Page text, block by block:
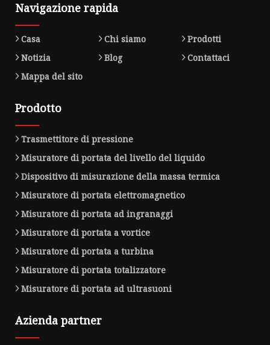
Navigazione rapida
Casa Chi siamo
Prodotti
Notizia
Blog
Contattaci
Mappa del sito
Prodotto
Trasmettitore di pressione
Misuratore di portata del livello del liquido
Dispositivo di misurazione della massa termica
Misuratore di portata elettromagnetico
Misuratore di portata ad ingranaggi
Misuratore di portata a vortice
Misuratore di portata a turbina
Misuratore di portata totalizzatore
Misuratore di portata ad ultrasuoni
Azienda partner